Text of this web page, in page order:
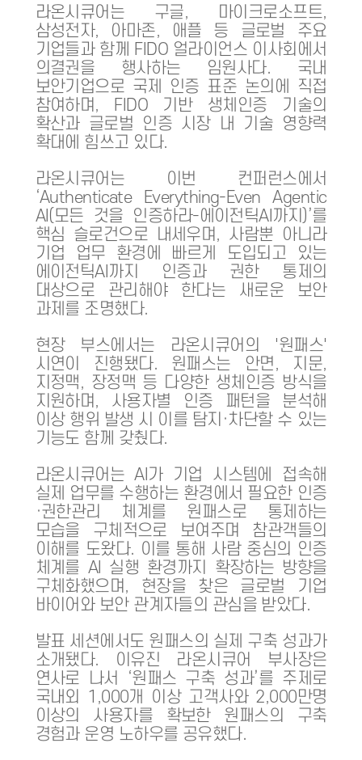
라온시큐어는 구글, 마이크로소프트,
삼성전자, 아마존, 애플 등 글로벌 주요
기업들과 함께 FIDO 얼라이언스 이사회에서
의결권을 행사하는 임원사다. 국내
보안기업으로 국제 인증 표준 논의에 직접
참여하며, FIDO 기반 생체인증 기술의
확산과 글로벌 인증 시장 내 기술 영향력
확대에 힘쓰고 있다.
라온시큐어는 이번 컨퍼런스에서
‘Authenticate Everything-Even Agentic
AI(모든 것을 인증하라-에이전틱AI까지)’를
핵심 슬로건으로 내세우며, 사람뿐 아니라
기업 업무 환경에 빠르게 도입되고 있는
에이전틱AI까지 인증과 권한 통제의
대상으로 관리해야 한다는 새로운 보안
과제를 조명했다.
현장 부스에서는 라온시큐어의 '원패스'
시연이 진행됐다. 원패스는 안면, 지문,
지정맥, 장정맥 등 다양한 생체인증 방식을
지원하며, 사용자별 인증 패턴을 분석해
이상 행위 발생 시 이를 탐지·차단할 수 있는
기능도 함께 갖췄다.
라온시큐어는 AI가 기업 시스템에 접속해
실제 업무를 수행하는 환경에서 필요한 인증
·권한관리 체계를 원패스로 통제하는
모습을 구체적으로 보여주며 참관객들의
이해를 도왔다. 이를 통해 사람 중심의 인증
체계를 AI 실행 환경까지 확장하는 방향을
구체화했으며, 현장을 찾은 글로벌 기업
바이어와 보안 관계자들의 관심을 받았다.
발표 세션에서도 원패스의 실제 구축 성과가
소개됐다. 이유진 라온시큐어 부사장은
연사로 나서 ‘원패스 구축 성과’를 주제로
국내외 1,000개 이상 고객사와 2,000만명
이상의 사용자를 확보한 원패스의 구축
경험과 운영 노하우를 공유했다.